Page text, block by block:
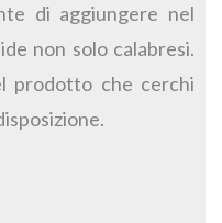
di aggiungere nel
non solo calabresi.
prodotto che cerchi